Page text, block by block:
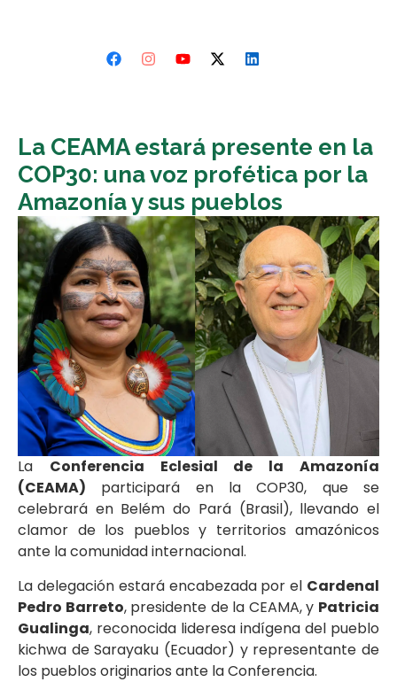
La CEAMA estará presente en la
COP30: una voz profética por la
Amazonía y sus pueblos
La Conferencia Eclesial de la Amazonía
(CEAMA) participará en la COP30, que se
celebrará en Belém do Pará (Brasil), llevando el
clamor de los pueblos y territorios amazónicos
ante la comunidad internacional.
La delegación estará encabezada por el Cardenal
Pedro Barreto, presidente de la CEAMA, y Patricia
Gualinga, reconocida lideresa indígena del pueblo
kichwa de Sarayaku (Ecuador) y representante de
los pueblos originarios ante la Conferencia.